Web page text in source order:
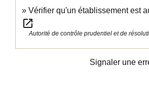
Vérifier qu'un établissement est
open_in_new
Autorité de contrôle prudentiel et de
Signaler une